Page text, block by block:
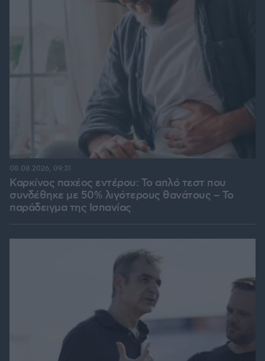
Καρκίνος παχέος εντέρου: Το απλό τεστ που
συνδέθηκε με 50% λιγότερους θανάτους – Το
παράδειγμα της Ισπανίας
08.08.2026, 09:31